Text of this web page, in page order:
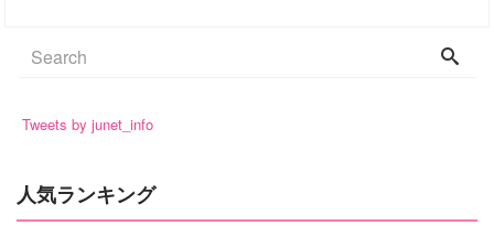
Tweets by junet_info
人気ランキング